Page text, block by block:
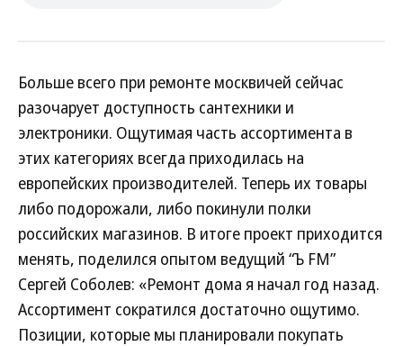
Больше всего при ремонте москвичей сейчас
разочарует доступность сантехники и
электроники. Ощутимая часть ассортимента в
этих категориях всегда приходилась на
европейских производителей. Теперь их товары
либо подорожали, либо покинули полки
российских магазинов. В итоге проект приходится
менять, поделился опытом ведущий “Ъ FM”
Сергей Соболев: «Ремонт дома я начал год назад.
Ассортимент сократился достаточно ощутимо.
Позиции, которые мы планировали покупать